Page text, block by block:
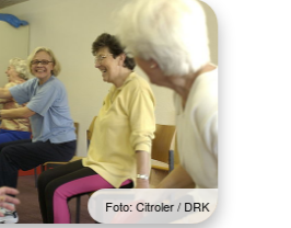
Foto: Citroler / DRK